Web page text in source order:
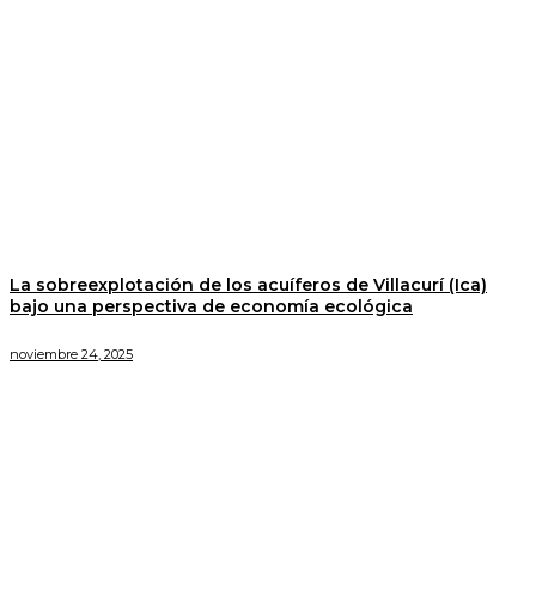
La sobreexplotación de los acuíferos de Villacurí (Ica)
bajo una perspectiva de economía ecológica
noviembre 24, 2025